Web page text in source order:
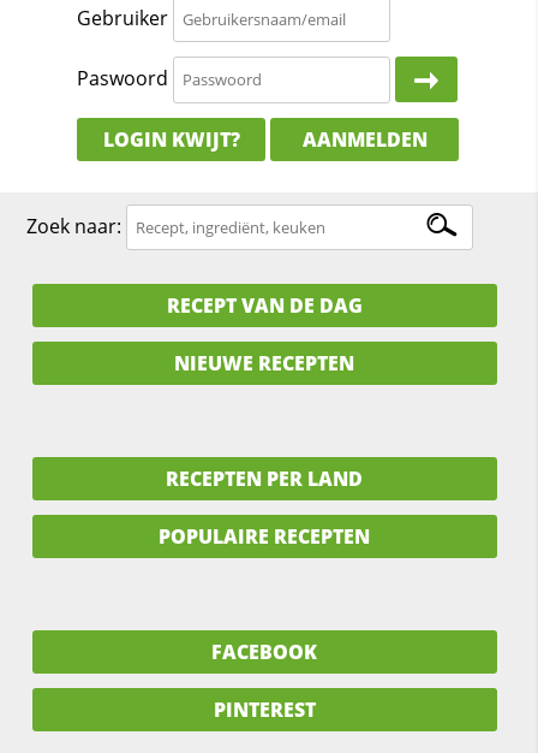
Gebruiker
Paswoord
LOGIN KWIJT? AANMELDEN
Zoek naar:
RECEPT VAN DE DAG
NIEUWE RECEPTEN
RECEPTEN PER LAND
POPULAIRE RECEPTEN
FACEBOOK
PINTEREST